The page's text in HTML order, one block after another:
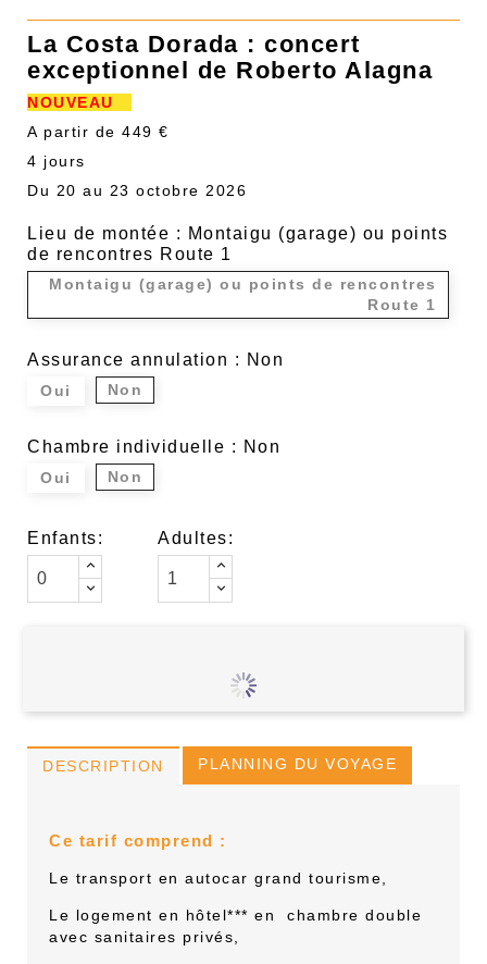
La Costa Dorada : concert
exceptionnel de Roberto Alagna
NOUVEAU
A partir de 449 €
4 jours
Du 20 au 23 octobre 2026
Lieu de montée : Montaigu (garage) ou points
de rencontres Route 1
Montaigu (garage) ou points de rencontres
Route 1
Assurance annulation : Non
Oui Non
Chambre individuelle : Non
Oui Non
Enfants: Adultes:
DESCRIPTION PLANNING DU VOYAGE
Ce tarif comprend :
Le transport en autocar grand tourisme,
Le logement en hôtel*** en
chambre double
avec sanitaires privés,